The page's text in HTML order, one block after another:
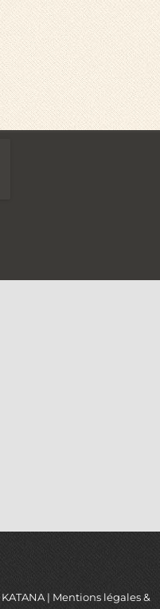
KATANA | Mentions légales&